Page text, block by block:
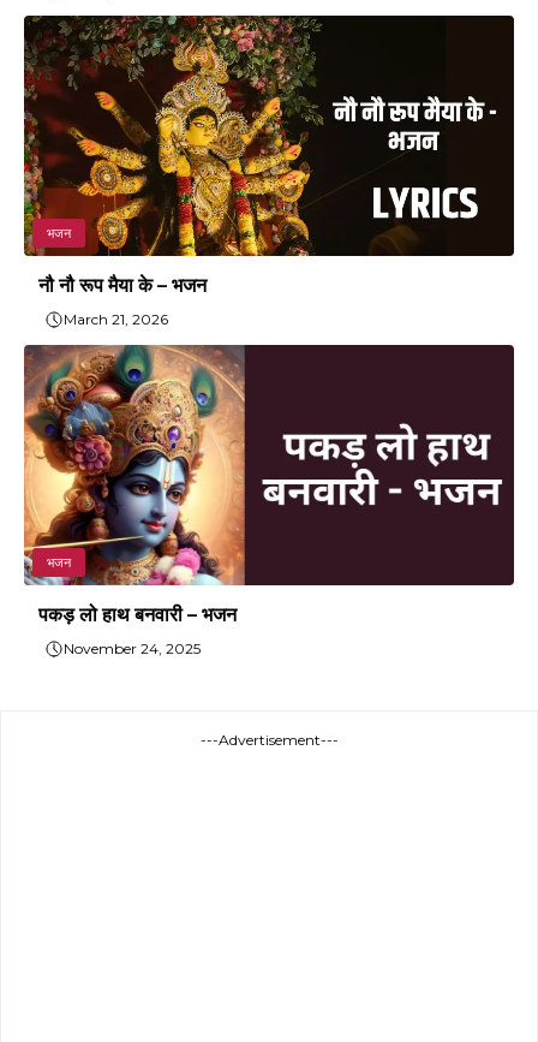
भजन
नौ नौ रूप मैया के – भजन
March 21, 2026
भजन
पकड़ लो हाथ बनवारी – भजन
November 24, 2025
---Advertisement---